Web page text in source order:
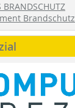
Brandschutz